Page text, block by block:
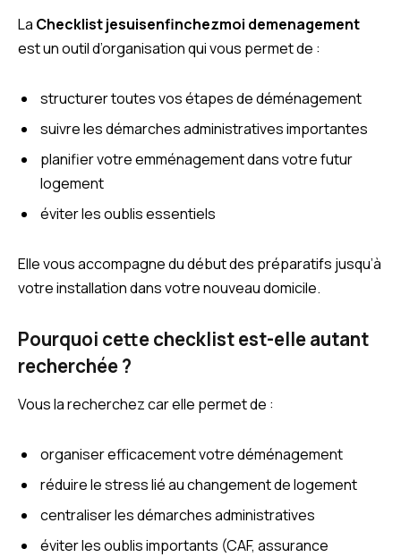
La Checklist jesuisenfinchezmoi demenagement
est un outil d’organisation qui vous permet de :
structurer toutes vos étapes de déménagement
suivre les démarches administratives importantes
planifier votre emménagement dans votre futur
logement
éviter les oublis essentiels
Elle vous accompagne du début des préparatifs jusqu’à
votre installation dans votre nouveau domicile.
Pourquoi cette checklist est-elle autant
recherchée ?
Vous la recherchez car elle permet de :
organiser efficacement votre déménagement
réduire le stress lié au changement de logement
centraliser les démarches administratives
éviter les oublis importants (CAF, assurance